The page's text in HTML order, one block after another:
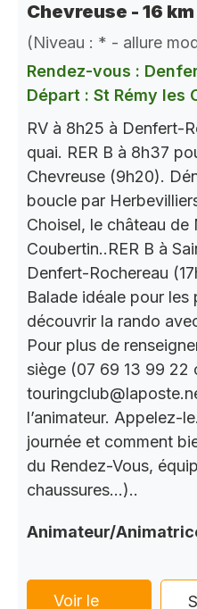
Chevreuse - 16 km
(Niveau : * - allure
Rendez-vous :
Départ : St Rémy les
RV à 8h25 à Denfert-
quai. RER B à 8h37
Chevreuse (9h20).
boucle par
Choisel, le château
Coubertin..RER B à
Denfert-Rochereau
Balade idéale pour les
découvrir la rando
Pour plus de
siège (07 69 13 99 22
l’animateur. Appelez-
journée et comment
du Rendez-Vous,
chaussures…)..
Animateur/
Voir le